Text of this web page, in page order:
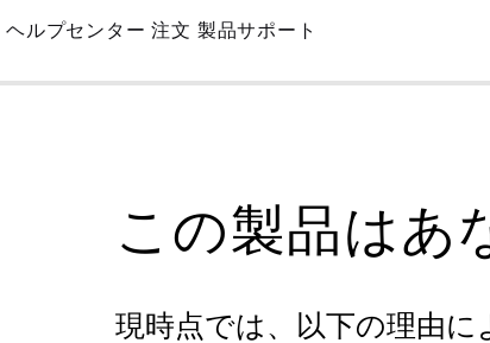
Skip
Main
ヘルプセンター 注文 製品サポート
この製品はあ
現時点では、以下の理由